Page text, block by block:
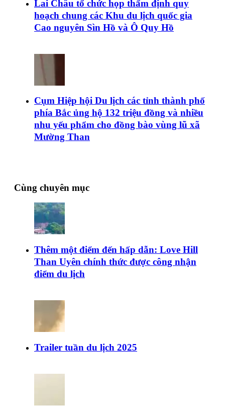
Lai Châu tổ chức họp thẩm định quy
hoạch chung các Khu du lịch quốc gia
Cao nguyên Sìn Hồ và Ô Quy Hồ
Cụm Hiệp hội Du lịch các tỉnh thành phố
phía Bắc ủng hộ 132 triệu đồng và nhiều
nhu yếu phẩm cho đồng bào vùng lũ xã
Mường Than
Cùng chuyên mục
Thêm một điểm đến hấp dẫn: Love Hill
Than Uyên chính thức được công nhận
điểm du lịch
Trailer tuần du lịch 2025